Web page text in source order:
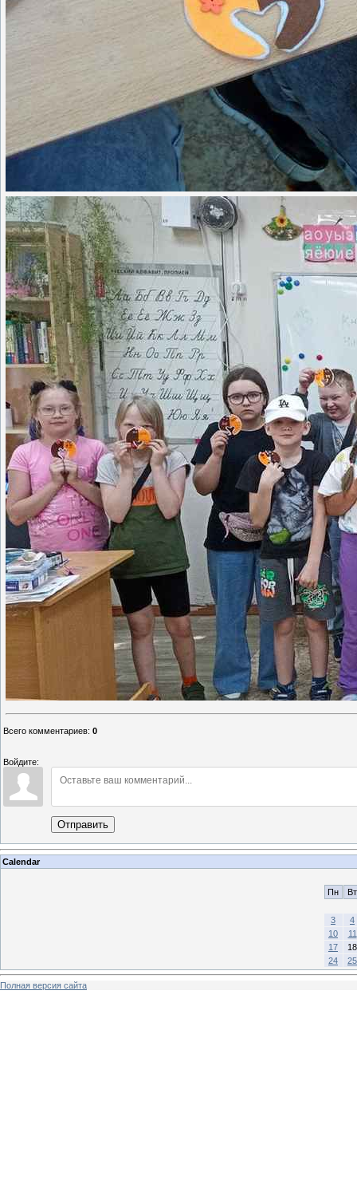
Всего комментариев: 0
Войдите:
Отправить
Calendar
Пн Вт
3
4
10
11
17
18
24
25
Полная версия сайта